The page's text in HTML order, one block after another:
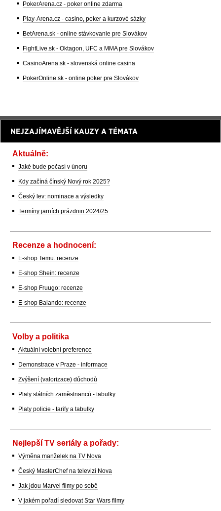
PokerArena.cz - poker online zdarma
Play-Arena.cz - casino, poker a kurzové sázky
BetArena.sk - online stávkovanie pre Slovákov
FightLive.sk - Oktagon, UFC a MMA pre Slovákov
CasinoArena.sk - slovenská online casina
PokerOnline.sk - online poker pre Slovákov
NEJZAJÍMAVĚJŠÍ KAUZY A TÉMATA
Aktuálně:
Jaké bude počasí v únoru
Kdy začíná čínský Nový rok 2025?
Český lev: nominace a výsledky
Termíny jarních prázdnin 2024/25
Recenze a hodnocení:
E-shop Temu: recenze
E-shop Shein: recenze
E-shop Fruugo: recenze
E-shop Balando: recenze
Volby a politika
Aktuální volební preference
Demonstrace v Praze - informace
Zvýšení (valorizace) důchodů
Platy státních zaměstnanců - tabulky
Platy policie - tarify a tabulky
Nejlepší TV seriály a pořady:
Výměna manželek na TV Nova
Český MasterChef na televizi Nova
Jak jdou Marvel filmy po sobě
V jakém pořadí sledovat Star Wars filmy